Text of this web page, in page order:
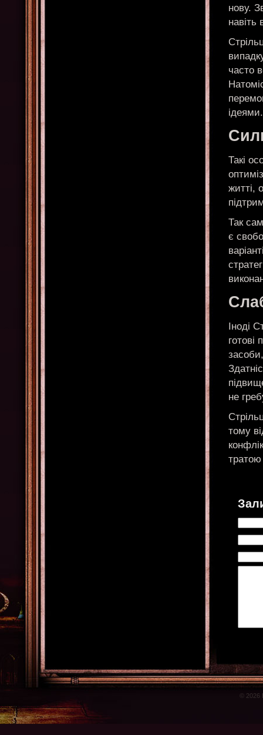
нову.
часто
ідеями.
Такі
житті,
Так
є
Іноді
готові
не
тому
тратою
© 2026